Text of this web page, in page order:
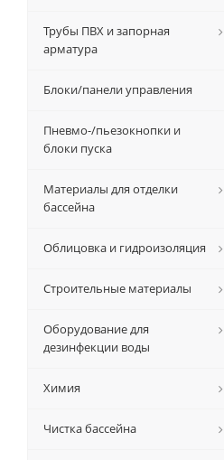
Трубы ПВХ и запорная
арматура
Блоки/панели управления
Пневмо-/пьезокнопки и
блоки пуска
Материалы для отделки
бассейна
Облицовка и гидроизоляция
Строительные материалы
Оборудование для
дезинфекции воды
Химия
Чистка бассейна